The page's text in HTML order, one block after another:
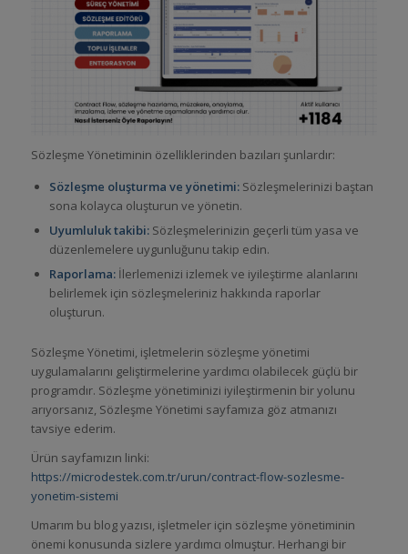
Sözleşme Yönetiminin özelliklerinden bazıları şunlardır:
Sözleşme oluşturma ve yönetimi:Sözleşmelerinizi baştan
sona kolayca oluşturun ve yönetin.
Uyumluluk takibi:Sözleşmelerinizin geçerli tüm yasa ve
düzenlemelere uygunluğunu takip edin.
Raporlama:İlerlemenizi izlemek ve iyileştirme alanlarını
belirlemek için sözleşmeleriniz hakkında raporlar
oluşturun.
Sözleşme Yönetimi, işletmelerin sözleşme yönetimi
uygulamalarını geliştirmelerine yardımcı olabilecek güçlü bir
programdır. Sözleşme yönetiminizi iyileştirmenin bir yolunu
arıyorsanız, Sözleşme Yönetimi sayfamıza göz atmanızı
tavsiye ederim.
Ürün sayfamızın linki:
https://microdestek.com.tr/urun/contract-flow-sozlesme-
yonetim-sistemi
Umarım bu blog yazısı, işletmeler için sözleşme yönetiminin
önemi konusunda sizlere yardımcı olmuştur. Herhangi bir